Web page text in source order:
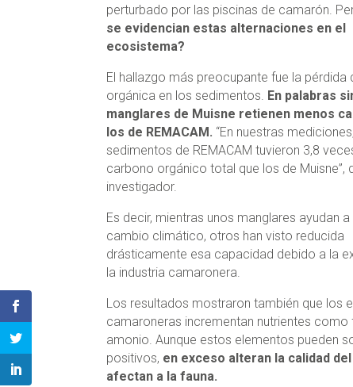
perturbado por las piscinas de camarón.
se evidencian estas alternaciones en el
ecosistema?
El hallazgo más preocupante fue la pérdida
orgánica en los sedimentos. En palabras
manglares de Muisne retienen menos
los de REMACAM. “En nuestras
sedimentos de REMACAM tuvieron 3,8
carbono orgánico total que los de Muisne”,
investigador.
Es decir, mientras unos manglares ayudan
cambio climático, otros han visto reducida
drásticamente esa capacidad debido a la
la industria camaronera.
Los resultados mostraron también que los
camaroneras incrementan nutrientes
amonio. Aunque estos elementos pueden
positivos, en exceso alteran la calidad
afectan a la fauna.